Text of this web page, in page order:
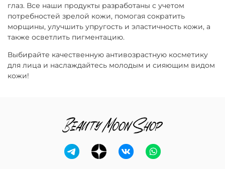
глаз. Все наши продукты разработаны с учетом
потребностей зрелой кожи, помогая сократить
морщины, улучшить упругость и эластичность кожи, а
также осветлить пигментацию.
Выбирайте качественную антивозрастную косметику
для лица и наслаждайтесь молодым и сияющим видом
кожи!